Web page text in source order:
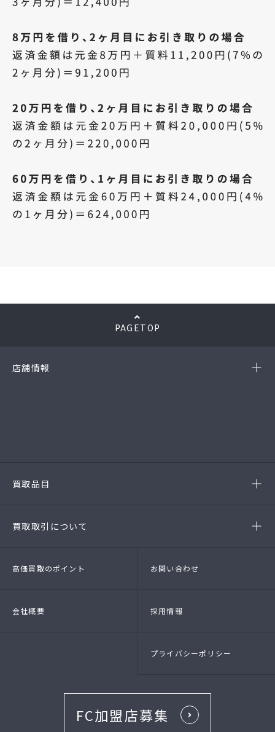
PAGETOP
店舗情報
買取品目
買取取引について
高価買取のポイント
会社概要
お問い合わせ
採用情報
プライバシーポリシー
FC加盟店募集